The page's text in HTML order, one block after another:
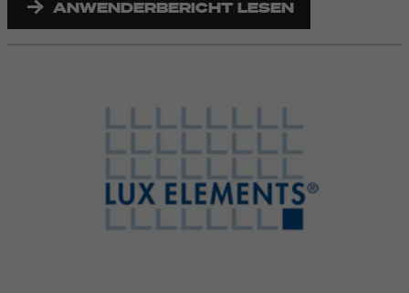
ANWENDERBERICHT LESEN